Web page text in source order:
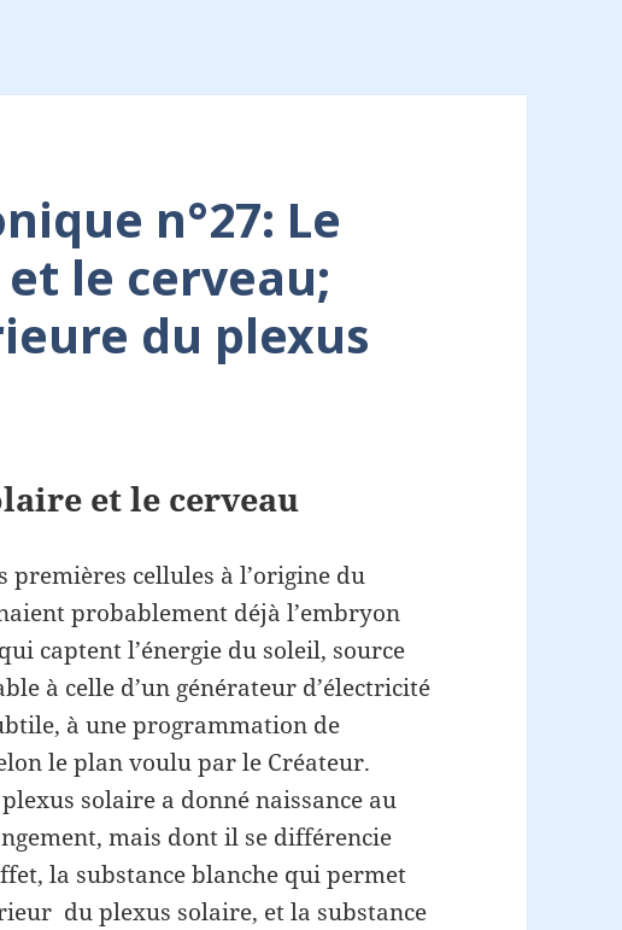
n°27: Le
le cerveau;
du plexus
et le cerveau
premières cellules à l’origine du
probablement déjà l’embryon
captent l’énergie du soleil, source
à celle d’un générateur d’électricité
à une programmation de
le plan voulu par le Créateur.
solaire a donné naissance au
mais dont il se différencie
la substance blanche qui permet
du plexus solaire, et la substance